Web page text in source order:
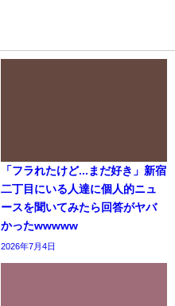
「フラれたけど...まだ好き」新宿
二丁目にいる人達に個人的ニュ
ースを聞いてみたら回答がヤバ
かったwwwww
2026年7月4日